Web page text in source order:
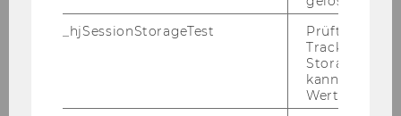
ECKER
Österr. u. Internat. Steuerrecht
_hjSessionStorageTest
Prüft, ob der
Tracking
Storage
kann. Wenn
Wert von 1